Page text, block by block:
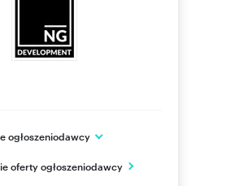
ogłoszeniodawcy
44A/1
oferty ogłoszeniodawcy